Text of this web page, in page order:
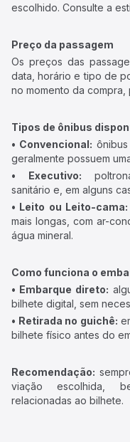
escolhido. Consulte a
Preço da passagem
Os preços das
data, horário e tipo de
no momento da
Tipos de ônibus
• Convencional:
geralmente possuem
• Executivo:
sanitário e, em alguns
• Leito ou Leito-cama:
mais longas, com ar-
água mineral.
Como funciona o
• Embarque direto:
bilhete digital, sem
• Retirada no guichê:
bilhete físico antes do
Recomendação:
viação escolhida,
relacionadas ao bilhete.